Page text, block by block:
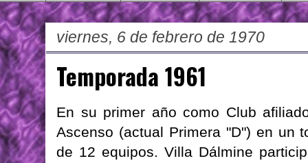
viernes, 6 de febrero de 1970
Temporada 1961
En su primer año como Club
Ascenso (actual Primera "D") en un
de 12 equipos. Villa Dálmine